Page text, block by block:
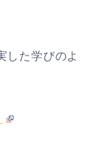
した学びのよ